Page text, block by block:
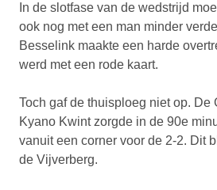
In de slotfase van de wedstrijd
ook nog met een man minder
Besselink maakte een harde
werd met een rode kaart.
Toch gaf de thuisploeg niet op. De
Kyano Kwint zorgde in de 90e
vanuit een corner voor de 2-2. Dit
de Vijverberg.